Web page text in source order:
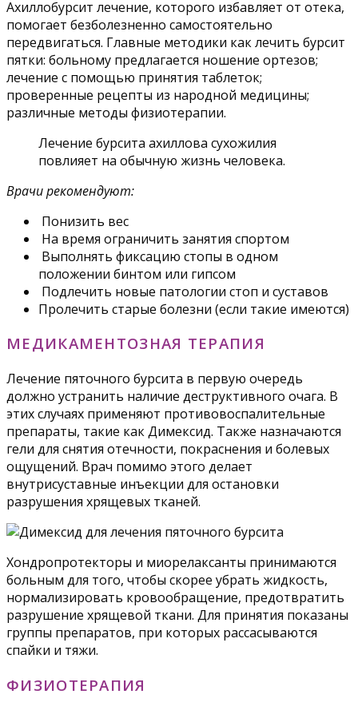
Ахиллобурсит лечение, которого избавляет от отека,
помогает безболезненно самостоятельно
передвигаться. Главные методики как лечить бурсит
пятки: больному предлагается ношение ортезов;
лечение с помощью принятия таблеток;
проверенные рецепты из народной медицины;
различные методы физиотерапии.
Лечение бурсита ахиллова сухожилия
повлияет на обычную жизнь человека.
Врачи рекомендуют:
Понизить вес
На время ограничить занятия спортом
Выполнять фиксацию стопы в одном
положении бинтом или гипсом
Подлечить новые патологии стоп и суставов
Пролечить старые болезни (если такие имеются)
МЕДИКАМЕНТОЗНАЯ ТЕРАПИЯ
Лечение пяточного бурсита в первую очередь
должно устранить наличие деструктивного очага. В
этих случаях применяют противовоспалительные
препараты, такие как Димексид. Также назначаются
гели для снятия отечности, покраснения и болевых
ощущений. Врач помимо этого делает
внутрисуставные инъекции для остановки
разрушения хрящевых тканей.
Хондропротекторы и миорелаксанты принимаются
больным для того, чтобы скорее убрать жидкость,
нормализировать кровообращение, предотвратить
разрушение хрящевой ткани. Для принятия показаны
группы препаратов, при которых рассасываются
спайки и тяжи.
ФИЗИОТЕРАПИЯ